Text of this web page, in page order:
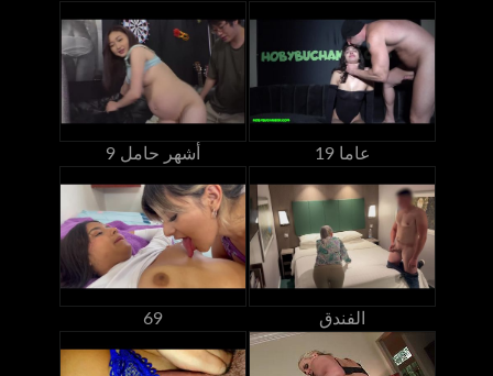
9 أشهر حامل 19 عاما
69 الفندق